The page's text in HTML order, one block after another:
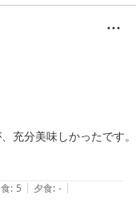
食・朝食時のスタッフ
栄です。
り良いおもてなしを目
ただき、ありがとうご
り続けられるよう、ス
ます。
充分美味しかったです。
です。
が、快く引き受けて下さ
: 5 | 夕食: - |